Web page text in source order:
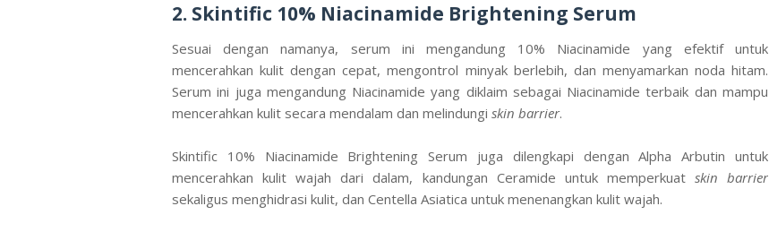
2. Skintific 10% Niacinamide Brightening Serum
Sesuai dengan namanya, serum ini mengandung 10% Niacinamide yang efektif untuk
mencerahkan kulit dengan cepat, mengontrol minyak berlebih, dan menyamarkan noda hitam.
Serum ini juga mengandung Niacinamide yang diklaim sebagai Niacinamide terbaik dan mampu
mencerahkan kulit secara mendalam dan melindungi skin barrier.
Skintific 10% Niacinamide Brightening Serum juga dilengkapi dengan Alpha Arbutin untuk
mencerahkan kulit wajah dari dalam, kandungan Ceramide untuk memperkuat skin barrier
sekaligus menghidrasi kulit, dan Centella Asiatica untuk menenangkan kulit wajah.